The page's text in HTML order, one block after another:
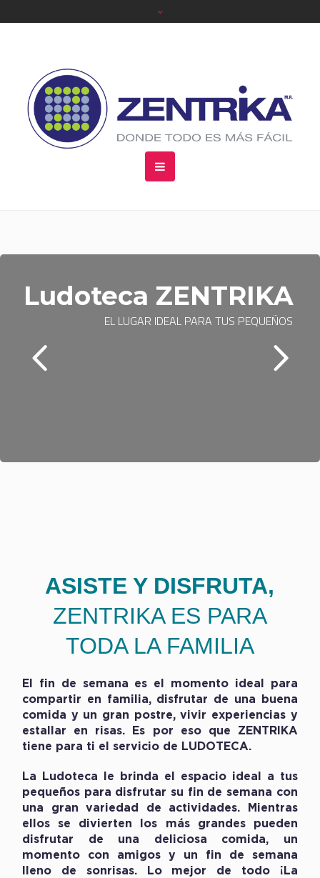
Ludoteca ZENTRIKA
EL LUGAR IDEAL PARA TUS PEQUEÑOS
ASISTE Y DISFRUTA,
ZENTRIKA ES PARA
TODA LA FAMILIA
El fin de semana es el momento ideal para
compartir en familia, disfrutar de una buena
comida y un gran postre, vivir experiencias y
estallar en risas. Es por eso que ZENTRIKA
tiene para ti el servicio de LUDOTECA.
La Ludoteca le brinda el espacio ideal a tus
pequeños para disfrutar su fin de semana con
una gran variedad de actividades. Mientras
ellos se divierten los más grandes pueden
disfrutar de una deliciosa comida, un
momento con amigos y un fin de semana
lleno de sonrisas. Lo mejor de todo ¡La